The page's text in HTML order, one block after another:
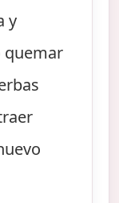
y
quemar